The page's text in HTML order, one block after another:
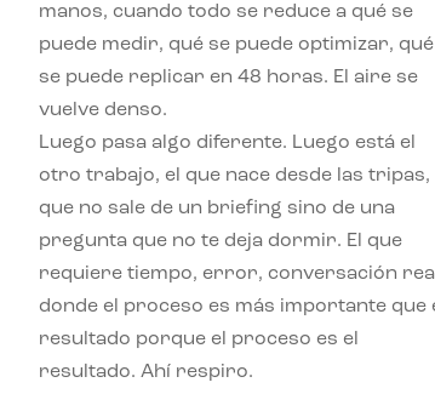
manos, cuando todo se reduce a qué se
puede medir, qué se puede optimizar, qué
se puede replicar en 48 horas. El aire se
vuelve denso.
Luego pasa algo diferente. Luego está el
otro trabajo, el que nace desde las tripas,
que no sale de un briefing sino de una
pregunta que no te deja dormir. El que
requiere tiempo, error, conversación
donde el proceso es más importante que
resultado porque el proceso es el
resultado. Ahí respiro.